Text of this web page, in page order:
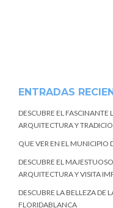
ENTRADAS
DESCUBRE EL
ARQUITECTURA Y
QUE VER EN EL MUNICIPIO
DESCUBRE EL
ARQUITECTURA Y VISITA
DESCUBRE LA BELLEZA DE
FLORIDABLANCA